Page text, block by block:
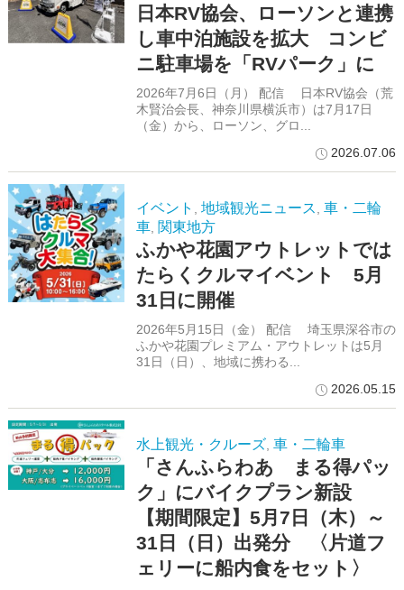
日本RV協会、ローソンと連携
し車中泊施設を拡大 コンビ
ニ駐車場を「RVパーク」に
2026年7月6日（月） 配信 日本RV協会（荒
木賢治会長、神奈川県横浜市）は7月17日
（金）から、ローソン、グロ...
2026.07.06
イベント , 地域観光ニュース, 車・二輪
車, 関東地方
ふかや花園アウトレットでは
たらくクルマイベント 5月
31日に開催
2026年5月15日（金） 配信 埼玉県深谷市の
ふかや花園プレミアム・アウトレットは5月
31日（日）、地域に携わる...
2026.05.15
水上観光・クルーズ, 車・二輪車
「さんふらわあ まる得パッ
ク」にバイクプラン新設
【期間限定】5月7日（木）～
31日（日）出発分 〈片道フ
ェリーに船内食をセット〉